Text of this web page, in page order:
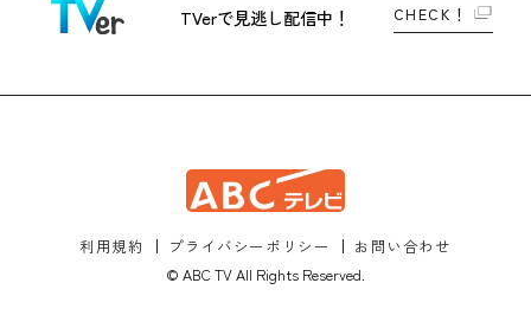
TVerで見逃し配信中！ CHECK！
利用規約 プライバシーポリシー
お問い合わせ
© ABC TV All Rights Reserved.